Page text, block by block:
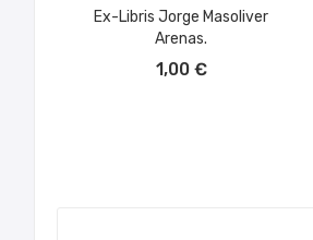
Ex-Libris Jorge Masoliver
Arenas.
1,00 €